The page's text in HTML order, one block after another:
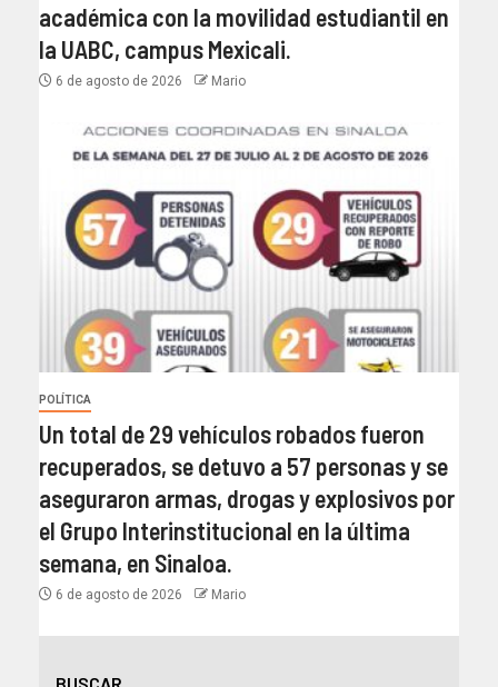
académica con la movilidad estudiantil en
la UABC, campus Mexicali.
6 de agosto de 2026 Mario
POLÍTICA
Un total de 29 vehículos robados fueron
recuperados, se detuvo a 57 personas y se
aseguraron armas, drogas y explosivos por
el Grupo Interinstitucional en la última
semana, en Sinaloa.
6 de agosto de 2026 Mario